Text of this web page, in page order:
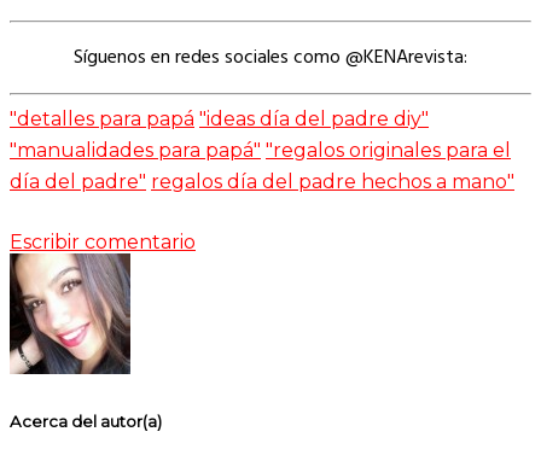
Síguenos en redes sociales como @KENArevista:
"detalles para papá "ideas día del padre diy"
"manualidades para papá" "regalos originales para el
día del padre" regalos día del padre hechos a mano"
Escribir comentario
Acerca del autor(a)